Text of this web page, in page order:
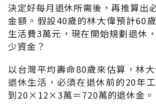
決定好每月退休所需後，再推算出
金額。假設40歲的林大偉預計60
生活費3萬元，現在開始規劃退休
少資金？
以台灣平均壽命80歲來估算，林
退休生活，必須在退休前的20年
到20×12×3萬＝720萬的退休金。